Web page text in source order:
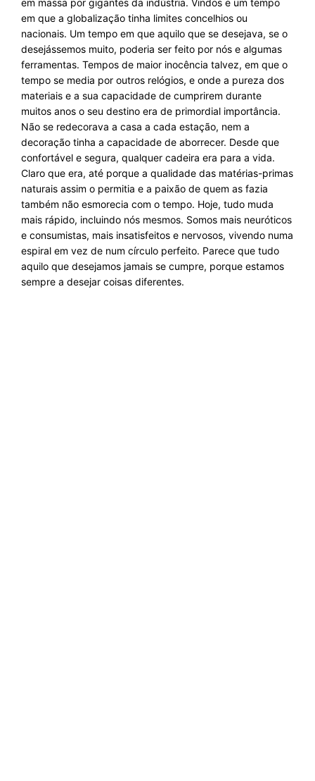
em massa por gigantes da indústria. Vindos e um tempo
em que a globalização tinha limites concelhios ou
nacionais. Um tempo em que aquilo que se desejava, se o
desejássemos muito, poderia ser feito por nós e algumas
ferramentas. Tempos de maior inocência talvez, em que o
tempo se media por outros relógios, e onde a pureza dos
materiais e a sua capacidade de cumprirem durante
muitos anos o seu destino era de primordial importância.
Não se redecorava a casa a cada estação, nem a
decoração tinha a capacidade de aborrecer. Desde que
confortável e segura, qualquer cadeira era para a vida.
Claro que era, até porque a qualidade das matérias-primas
naturais assim o permitia e a paixão de quem as fazia
também não esmorecia com o tempo. Hoje, tudo muda
mais rápido, incluindo nós mesmos. Somos mais neuróticos
e consumistas, mais insatisfeitos e nervosos, vivendo numa
espiral em vez de num círculo perfeito. Parece que tudo
aquilo que desejamos jamais se cumpre, porque estamos
sempre a desejar coisas diferentes.